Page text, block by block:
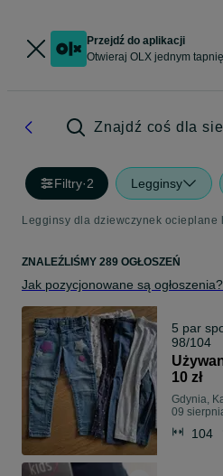
Przejdź do aplikacji
Otwieraj OLX jednym
Znajdź coś dla
Filtry·2 Legginsy
ZNALEŹLIŚMY 289 OGŁOSZEŃ
Jak pozycjonowane są ogłoszenia?
5 par
98/104
10 zł
Gdynia,
09
104